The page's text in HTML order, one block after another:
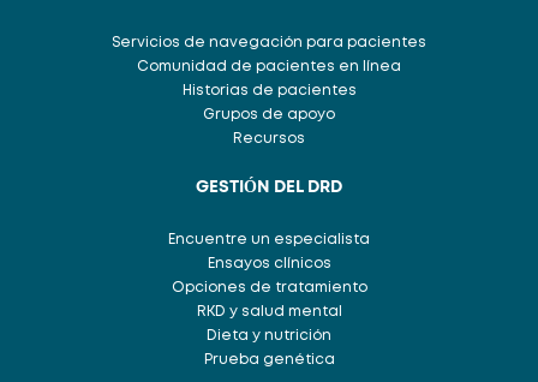
Servicios de navegación para pacientes
Comunidad de pacientes en línea
Historias de pacientes
Grupos de apoyo
Recursos
GESTIÓN DEL DRD
Encuentre un especialista
Ensayos clínicos
Opciones de tratamiento
RKD y salud mental
Dieta y nutrición
Prueba genética